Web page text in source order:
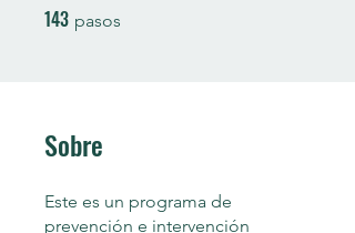
143 pasos
Sobre
Este es un programa de
prevención e intervención